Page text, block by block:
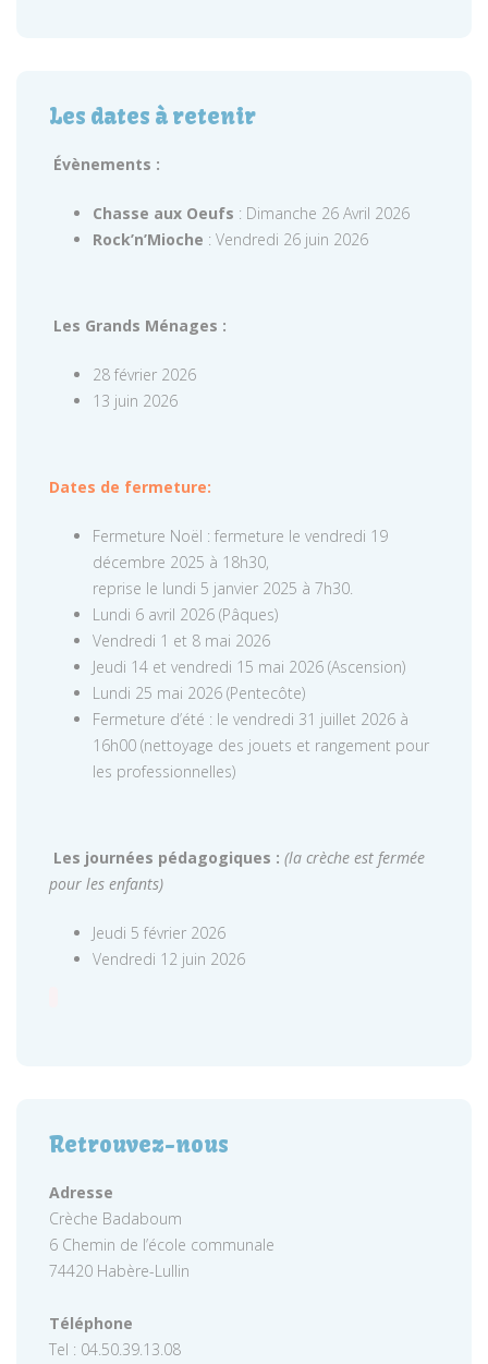
Les dates à retenir
Évènements :
Chasse aux Oeufs : Dimanche 26 Avril 2026
Rock’n’Mioche : Vendredi 26 juin 2026
Les Grands Ménages :
28 février 2026
13 juin 2026
Dates de fermeture:
Fermeture Noël : fermeture le vendredi 19
décembre 2025 à 18h30,
reprise le lundi 5 janvier 2025 à 7h30.
Lundi 6 avril 2026 (Pâques)
Vendredi 1 et 8 mai 2026
Jeudi 14 et vendredi 15 mai 2026 (Ascension)
Lundi 25 mai 2026 (Pentecôte)
Fermeture d’été : le vendredi 31 juillet 2026 à
16h00 (nettoyage des jouets et rangement pour
les professionnelles)
Les journées pédagogiques : (la crèche est fermée
pour les enfants)
Jeudi 5 février 2026
Vendredi 12 juin 2026
Retrouvez-nous
Adresse
Crèche Badaboum
6 Chemin de l’école communale
74420 Habère-Lullin
Téléphone
Tel : 04.50.39.13.08